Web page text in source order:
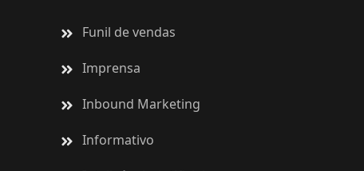
Funil de vendas
Imprensa
Inbound Marketing
Informativo